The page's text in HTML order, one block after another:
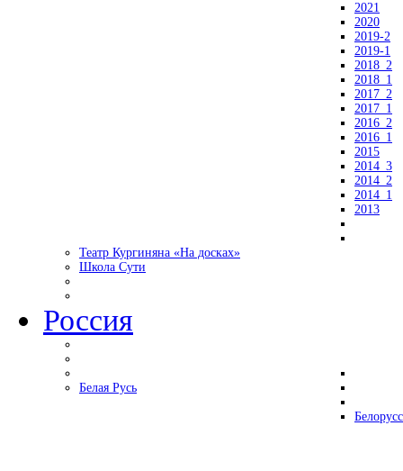
2021
2020
2019-2
2019-1
2018_2
2018_1
2017_2
2017_1
2016_2
2016_1
2015
2014_3
2014_2
2014_1
2013
Театр Кургиняна «На досках»
Школа Сути
Россия
Белая Русь